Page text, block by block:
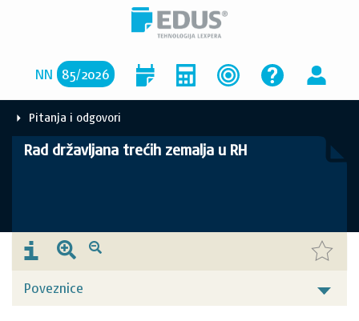
NN 85/2026
Pitanja i odgovori
Rad državljana trećih zemalja u RH
Poveznice